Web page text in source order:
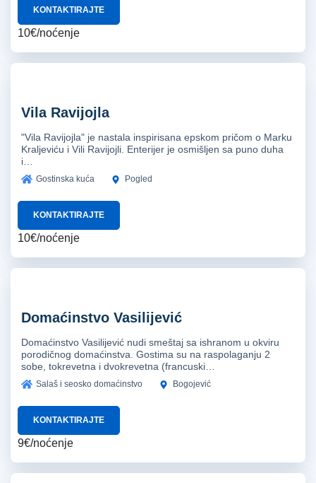
KONTAKTIRAJTE
10€/noćenje
Vila Ravijojla
"Vila Ravijojla" je nastala inspirisana epskom pričom o Marku
Kraljeviću i Vili Ravijojli. Enterijer je osmišljen sa puno duha
i…
Gostinska kuća Pogled
KONTAKTIRAJTE
10€/noćenje
Domaćinstvo Vasilijević
Domaćinstvo Vasilijević nudi smeštaj sa ishranom u okviru
porodičnog domaćinstva. Gostima su na raspolaganju 2
sobe, tokrevetna i dvokrevetna (francuski…
Salaš i seosko domaćinstvo Bogojević
KONTAKTIRAJTE
9€/noćenje